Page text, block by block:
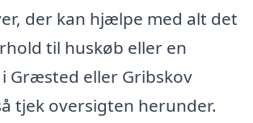
der kan hjælpe med alt det
til huskøb eller en
Græsted eller Gribskov
tjek oversigten herunder.